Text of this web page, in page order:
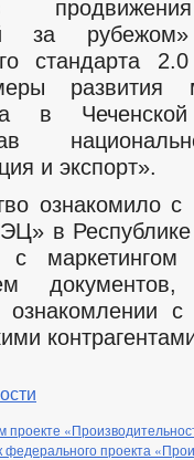
за
стандарта
развития
в Чеченской
и экспорт».
ознакомило
в
с
документов,
с
проекта